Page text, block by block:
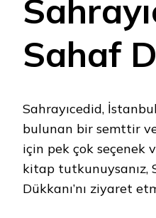
Sahaf
Sahrayıcedid,
bulunan bir semttir
için pek çok seçenek
kitap tutkunuysanız,
Dükkanı’nı ziyaret